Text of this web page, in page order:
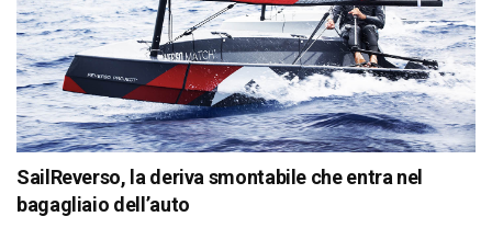
SailReverso, la deriva smontabile che entra nel
bagagliaio dell’auto